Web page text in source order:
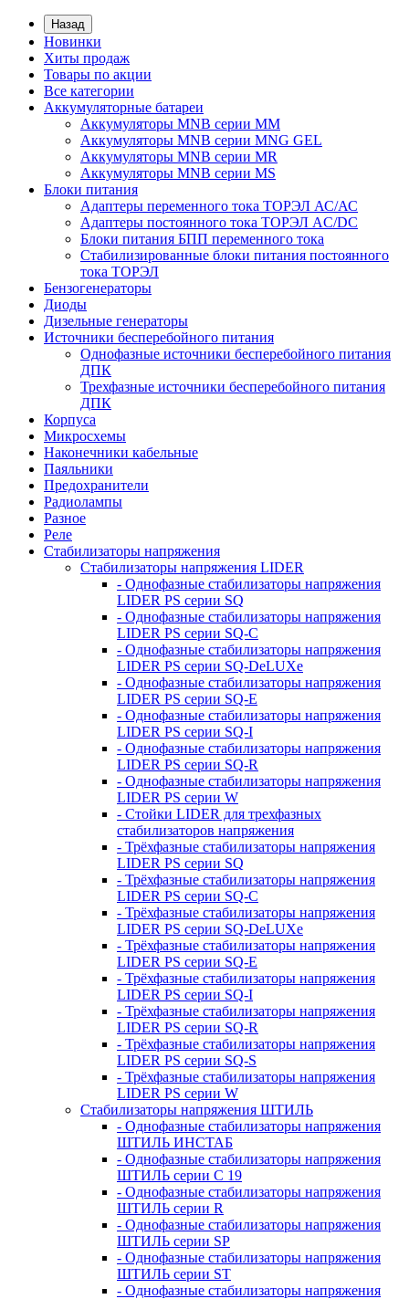
Назад
Новинки
Хиты продаж
Товары по акции
Все категории
Аккумуляторные батареи
Аккумуляторы MNB серии MM
Аккумуляторы MNB серии MNG GEL
Аккумуляторы MNB серии MR
Аккумуляторы MNB серии MS
Блоки питания
Адаптеры переменного тока ТОРЭЛ АС/АС
Адаптеры постоянного тока ТОРЭЛ AC/DC
Блоки питания БПП переменного тока
Стабилизированные блоки питания постоянного
тока ТОРЭЛ
Бензогенераторы
Диоды
Дизельные генераторы
Источники бесперебойного питания
Однофазные источники бесперебойного питания
ДПК
Трехфазные источники бесперебойного питания
ДПК
Корпуса
Микросхемы
Наконечники кабельные
Паяльники
Предохранители
Радиолампы
Разное
Реле
Стабилизаторы напряжения
Стабилизаторы напряжения LIDER
- Однофазные стабилизаторы напряжения
LIDER PS серии SQ
- Однофазные стабилизаторы напряжения
LIDER PS серии SQ-C
- Однофазные стабилизаторы напряжения
LIDER PS серии SQ-DeLUXe
- Однофазные стабилизаторы напряжения
LIDER PS серии SQ-E
- Однофазные стабилизаторы напряжения
LIDER PS серии SQ-I
- Однофазные стабилизаторы напряжения
LIDER PS серии SQ-R
- Однофазные стабилизаторы напряжения
LIDER PS серии W
- Стойки LIDER для трехфазных
стабилизаторов напряжения
- Трёхфазные стабилизаторы напряжения
LIDER PS серии SQ
- Трёхфазные стабилизаторы напряжения
LIDER PS серии SQ-C
- Трёхфазные стабилизаторы напряжения
LIDER PS серии SQ-DeLUXe
- Трёхфазные стабилизаторы напряжения
LIDER PS серии SQ-E
- Трёхфазные стабилизаторы напряжения
LIDER PS серии SQ-I
- Трёхфазные стабилизаторы напряжения
LIDER PS серии SQ-R
- Трёхфазные стабилизаторы напряжения
LIDER PS серии SQ-S
- Трёхфазные стабилизаторы напряжения
LIDER PS серии W
Стабилизаторы напряжения ШТИЛЬ
- Однофазные стабилизаторы напряжения
ШТИЛЬ ИНСТАБ
- Однофазные стабилизаторы напряжения
ШТИЛЬ серии C 19
- Однофазные стабилизаторы напряжения
ШТИЛЬ серии R
- Однофазные стабилизаторы напряжения
ШТИЛЬ серии SP
- Однофазные стабилизаторы напряжения
ШТИЛЬ серии ST
- Однофазные стабилизаторы напряжения